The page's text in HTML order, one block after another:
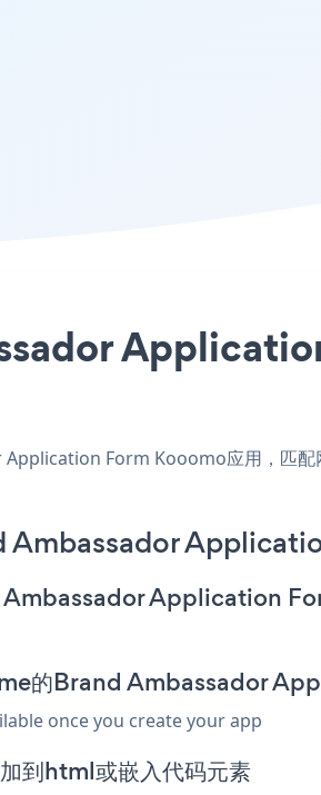
Form Kooomo应用，匹
Ambassador
Application
的Brand Ambassador
once you create your app
到html或嵌入代码元素